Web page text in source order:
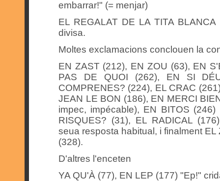
embarrar!" (= menjar)
EL REGALAT DE LA TITA
divisa.
Moltes exclamacions conclouen la
EN ZAST (212), EN ZOU (63), EN
PAS DE QUOI (262), EN SI
COMPRENES? (224), EL CRAC
JEAN LE BON (186), EN MERCI
impec, impécable), EN BITOS
RISQUES? (31), EL RADICAL
seua resposta habitual, i finalment
(328).
D'altres l'enceten
YA QU'À (77), EN LEP (177) "Ep!"